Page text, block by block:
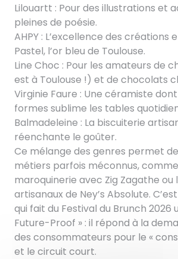
Lilouartt : Pour des illustrations et
pleines de poésie.
AHPY : L’excellence des créations
Pastel, l’or bleu de Toulouse.
Line Choc : Pour les amateurs de
est à Toulouse !) et de chocolats
Virginie Faure : Une céramiste
formes sublime les tables
Balmadeleine : La biscuiterie
réenchante le goûter.
Ce mélange des genres permet
métiers parfois méconnus,
maroquinerie avec Zig Zagathe ou
artisanaux de Ney’s Absolute.
qui fait du Festival du Brunch 2026
Future-Proof » : il répond à la
des consommateurs pour le «
et le circuit court.